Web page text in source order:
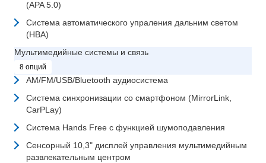
(APA 5.0)
Система автоматического упраления дальним светом
(HBA)
Мультимедийные системы и связь
8 опций
AM/FM/USB/Bluetooth аудиосистема
Система синхронизации со смартфоном (MirrorLink,
CarPLay)
Система Hands Free с функцией шумоподавления
Сенсорный 10,3" дисплей управления мультимедийным
развлекательным центром